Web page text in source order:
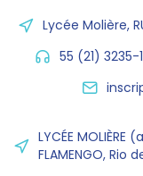
Lycée Molière,
55 (21)
LYCÉE MOLIÈRE
FLAMENGO, Rio